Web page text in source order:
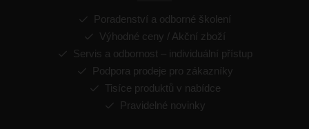
Poradenství a odborné školení
Výhodné ceny / Akční zboží
Servis a odbornost – individuální přístup
Podpora prodeje pro zákazníky
Tisíce produktů v nabídce
Pravidelné novinky